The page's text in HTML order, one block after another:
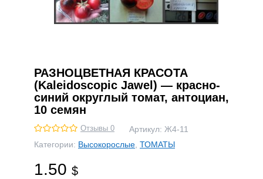
РАЗНОЦВЕТНАЯ КРАСОТА
(Kaleidoscopic Jawel) — красно-
синий округлый томат, антоциан,
10 семян
Отзывы 0 Артикул: Ж4-11
Категории: Высокорослые ТОМАТЫ
1.50 $